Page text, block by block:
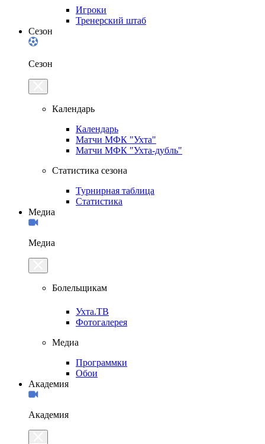
Игроки
Тренерский штаб
Сезон
Сезон
Календарь
Календарь
Матчи МФК "Ухта"
Матчи МФК "Ухта-дубль"
Статистика сезона
Турнирная таблица
Статистика
Медиа
Медиа
Болельщикам
Ухта.ТВ
Фотогалерея
Медиа
Программки
Обои
Академия
Академия